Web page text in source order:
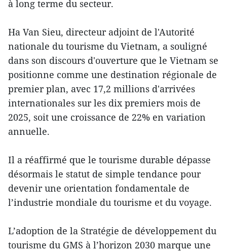
à long terme du secteur.
Ha Van Sieu, directeur adjoint de l'Autorité
nationale du tourisme du Vietnam, a souligné
dans son discours d'ouverture que le Vietnam se
positionne comme une destination régionale de
premier plan, avec 17,2 millions d'arrivées
internationales sur les dix premiers mois de
2025, soit une croissance de 22% en variation
annuelle.
Il a réaffirmé que le tourisme durable dépasse
désormais le statut de simple tendance pour
devenir une orientation fondamentale de
l’industrie mondiale du tourisme et du voyage.
L’adoption de la Stratégie de développement du
tourisme du GMS à l’horizon 2030 marque une